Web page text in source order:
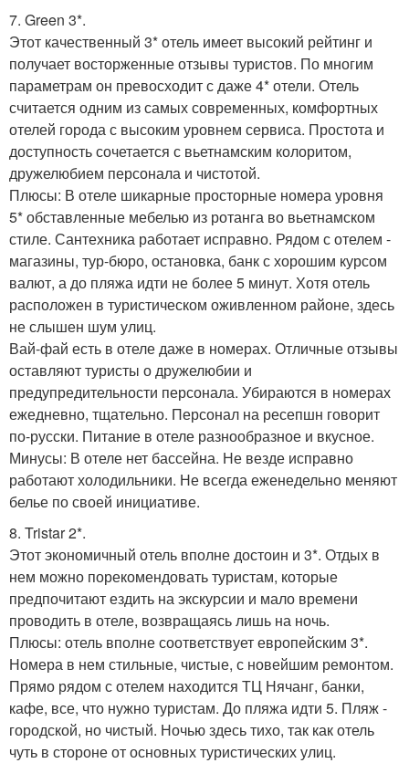
7. Green 3*.
Этот качественный 3* отель имеет высокий рейтинг и
получает восторженные отзывы туристов. По многим
параметрам он превосходит с даже 4* отели. Отель
считается одним из самых современных, комфортных
отелей города с высоким уровнем сервиса. Простота и
доступность сочетается с вьетнамским колоритом,
дружелюбием персонала и чистотой.
Плюсы: В отеле шикарные просторные номера уровня
5* обставленные мебелью из ротанга во вьетнамском
стиле. Сантехника работает исправно. Рядом с отелем -
магазины, тур-бюро, остановка, банк с хорошим курсом
валют, а до пляжа идти не более 5 минут. Хотя отель
расположен в туристическом оживленном районе, здесь
не слышен шум улиц.
Вай-фай есть в отеле даже в номерах. Отличные отзывы
оставляют туристы о дружелюбии и
предупредительности персонала. Убираются в номерах
ежедневно, тщательно. Персонал на ресепшн говорит
по-русски. Питание в отеле разнообразное и вкусное.
Минусы: В отеле нет бассейна. Не везде исправно
работают холодильники. Не всегда еженедельно меняют
белье по своей инициативе.
8. Tristar 2*.
Этот экономичный отель вполне достоин и 3*. Отдых в
нем можно порекомендовать туристам, которые
предпочитают ездить на экскурсии и мало времени
проводить в отеле, возвращаясь лишь на ночь.
Плюсы: отель вполне соответствует европейским 3*.
Номера в нем стильные, чистые, с новейшим ремонтом.
Прямо рядом с отелем находится ТЦ Нячанг, банки,
кафе, все, что нужно туристам. До пляжа идти 5. Пляж -
городской, но чистый. Ночью здесь тихо, так как отель
чуть в стороне от основных туристических улиц.